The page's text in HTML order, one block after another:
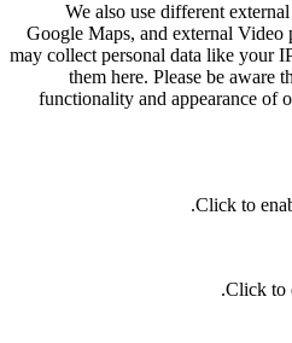
We also use different
Google Maps, and external
may collect personal data like
them here. Please be
functionality and
Click